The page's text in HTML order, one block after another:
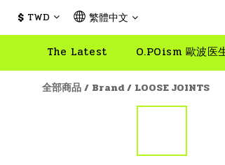
$ TWD 繁體中文
The Latest O.POism 歐波医
全部商品/ Brand/ LOOSE JOINTS